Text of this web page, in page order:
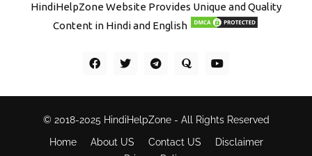
HindiHelpZone Website Provides Unique and Quality
Content in Hindi and English
© 2018-2025 HindiHelpZone- All Rights Reserved
Home
About US Contact US
Disclaimer